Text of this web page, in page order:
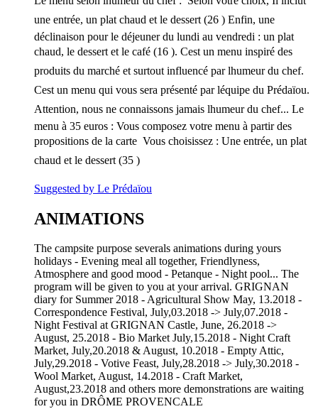
une entrée, un plat chaud et le dessert (26 ) Enfin, une
déclinaison pour le déjeuner du lundi au vendredi : un plat
chaud, le dessert et le café (16 ). Cest un menu inspiré des
produits du marché et surtout influencé par lhumeur du chef.
Cest un menu qui vous sera présenté par léquipe du Prédaïou.
Attention, nous ne connaissons jamais lhumeur du chef... Le
menu à 35 euros : Vous composez votre menu à partir des
propositions de la carte  Vous choisissez : Une entrée, un plat
chaud et le dessert (35 )
Suggested by Le Prédaïou
ANIMATIONS
The campsite purpose severals animations during yours
holidays - Evening meal all together, Friendlyness,
Atmosphere and good mood - Petanque - Night pool... The
program will be given to you at your arrival. GRIGNAN
diary for Summer 2018 - Agricultural Show May, 13.2018 -
Correspondence Festival, July,03.2018 -> July,07.2018 -
Night Festival at GRIGNAN Castle, June, 26.2018 ->
August, 25.2018 - Bio Market July,15.2018 - Night Craft
Market, July,20.2018 & August, 10.2018 - Empty Attic,
July,29.2018 - Votive Feast, July,28.2018 -> July,30.2018 -
Wool Market, August, 14.2018 - Craft Market,
August,23.2018 and others more demonstrations are waiting
for you in DRÔME PROVENCALE